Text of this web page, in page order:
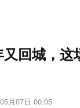
回城，这
月07日 00:05